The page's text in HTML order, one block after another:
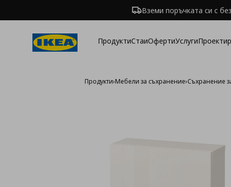
Вземи поръчката си с
ПродуктиСтаиОфертиУслуги
Продукти›Мебели за съхранение›Съхранение